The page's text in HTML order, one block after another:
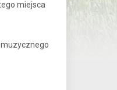
miejsca